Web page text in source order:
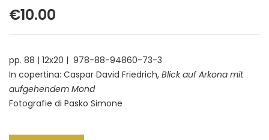
€10.00
pp. 88 | 12x20 | 978-88-94860-73-3
In copertina: Caspar David Friedrich, Blick auf Arkona mit
aufgehendem Mond
Fotografie di Pasko Simone